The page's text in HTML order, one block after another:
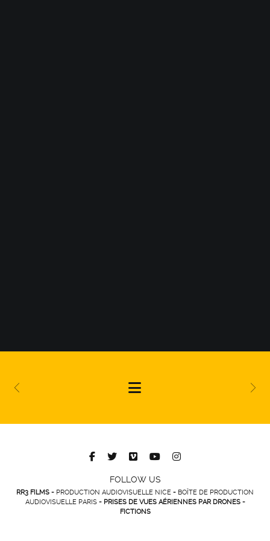
FOLLOW US
RR3 FILMS - PRODUCTION AUDIOVISUELLE NICE - BOÎTE DE PRODUCTION
AUDIOVISUELLE PARIS- PRISES DE VUES AÉRIENNES PAR DRONES -
FICTIONS